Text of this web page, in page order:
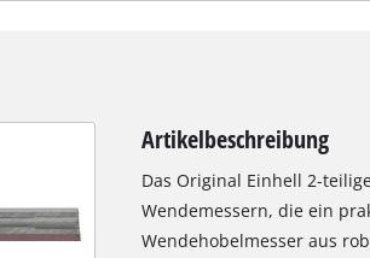
Artikelbeschreibung
Das Original Einhell 2-
Wendemessern, die ein
Wendehobelmesser aus